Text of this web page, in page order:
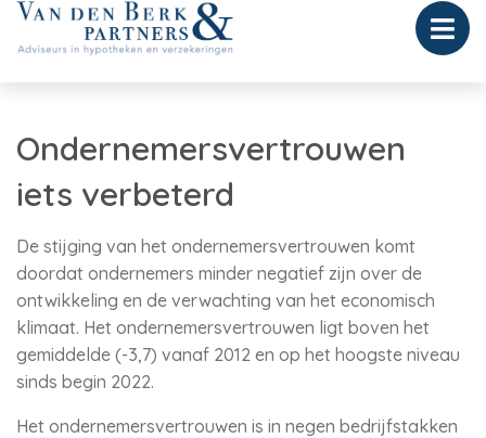
Ondernemersvertrouwen
iets verbeterd
De stijging van het ondernemersvertrouwen komt
doordat ondernemers minder negatief zijn over de
ontwikkeling en de verwachting van het economisch
klimaat. Het ondernemersvertrouwen ligt boven het
gemiddelde (-3,7) vanaf 2012 en op het hoogste niveau
sinds begin 2022.
Het ondernemersvertrouwen is in negen bedrijfstakken